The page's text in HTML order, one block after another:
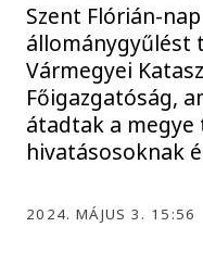
Szent Flórián-
állománygyűlést
Vármegyei
Főigazgatóság,
átadtak a
hivatásosoknak
2024. MÁJUS 3. 15:56